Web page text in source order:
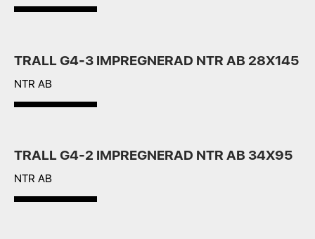
TRALL G4-3 IMPREGNERAD NTR AB 28X145
NTR AB
TRALL G4-2 IMPREGNERAD NTR AB 34X95
NTR AB